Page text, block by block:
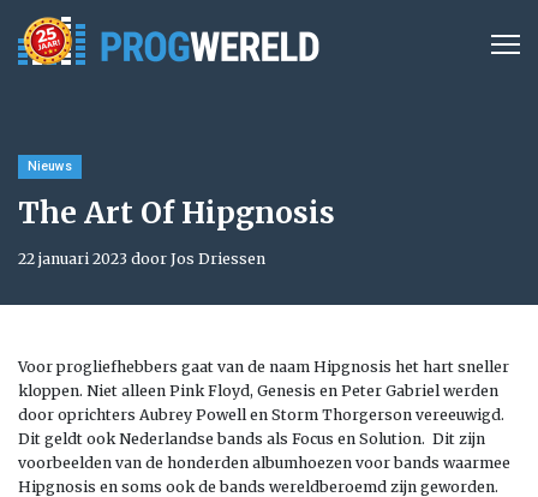
Nieuws
The Art Of Hipgnosis
22 januari 2023 door Jos Driessen
Voor progliefhebbers gaat van de naam Hipgnosis het hart sneller
kloppen. Niet alleen Pink Floyd, Genesis en Peter Gabriel werden
door oprichters Aubrey Powell en Storm Thorgerson vereeuwigd.
Dit geldt ook Nederlandse bands als Focus en Solution. Dit zijn
voorbeelden van de honderden albumhoezen voor bands waarmee
Hipgnosis en soms ook de bands wereldberoemd zijn geworden.